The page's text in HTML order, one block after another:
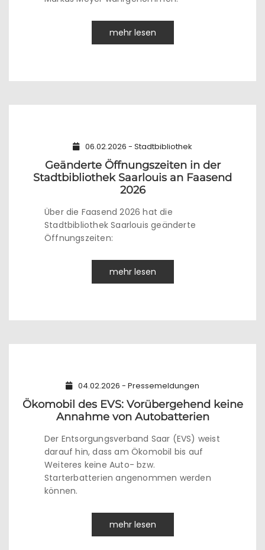
mehr lesen
06.02.2026 - Stadtbibliothek
Geänderte Öffnungszeiten in der
Stadtbibliothek Saarlouis an Faasend
2026
Über die Faasend 2026 hat die
Stadtbibliothek Saarlouis geänderte
Öffnungszeiten:
mehr lesen
04.02.2026 - Pressemeldungen
Ökomobil des EVS: Vorübergehend keine
Annahme von Autobatterien
Der Entsorgungsverband Saar (EVS) weist
darauf hin, dass am Ökomobil bis auf
Weiteres keine Auto- bzw.
Starterbatterien angenommen werden
können.
mehr lesen